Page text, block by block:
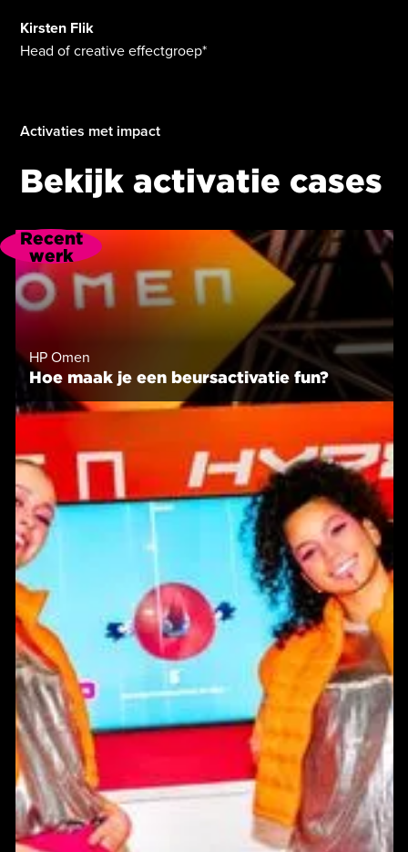
Kirsten Flik
Head of creative effectgroep*
Activaties met impact
Bekijk activatie cases
Recent
werk
HP Omen
Hoe maak je een beursactivatie fun?